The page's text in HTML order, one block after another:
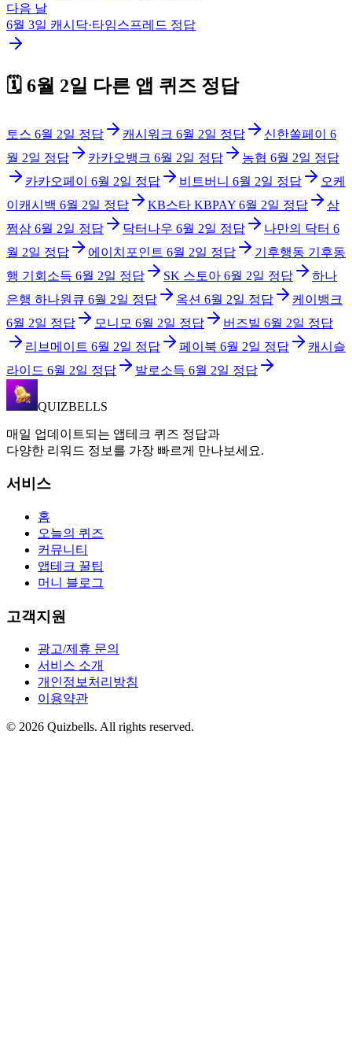
다음 날
6월 3일 캐시닥·타임스프레드 정답
🗓️ 6월 2일 다른 앱 퀴즈 정답
토스 6월 2일 정답 캐시워크 6월 2일 정답 신한쏠페이
6
월 2일 정답 카카오뱅크 6월 2일 정답 농협 6월 2일 정답
카카오페이
6월 2일 정답 비트버니 6월 2일 정답
오케
이캐시백 6월 2일 정답 KB스타 KBPAY 6월 2일 정답
삼
쩜삼 6월 2일 정답 닥터나우 6월 2일 정답 나만의 닥터 6
월 2일 정답 에이치포인트 6월 2일 정답
기후행동 기후동
행 기회소득 6월 2일 정답 SK 스토아 6월 2일 정답
하나
은행 하나원큐 6월 2일 정답 옥션 6월 2일 정답
케이뱅크
6월 2일 정답 모니모 6월 2일 정답 버즈빌 6월 2일 정답
리브메이트 6월 2일 정답 페이북 6월 2일 정답
캐시슬
라이드 6월 2일 정답 발로소득 6월 2일 정답
QUIZBELLS
매일 업데이트되는 앱테크 퀴즈 정답과
다양한 리워드 정보를 가장 빠르게 만나보세요.
서비스
홈
오늘의 퀴즈
커뮤니티
앱테크 꿀팁
머니 블로그
고객지원
광고/제휴 문의
서비스 소개
개인정보처리방침
이용약관
© 2026 Quizbells. All rights reserved.